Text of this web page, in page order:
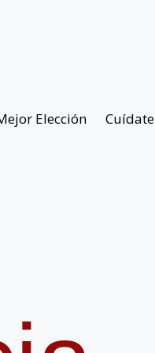
Elección Cuídate